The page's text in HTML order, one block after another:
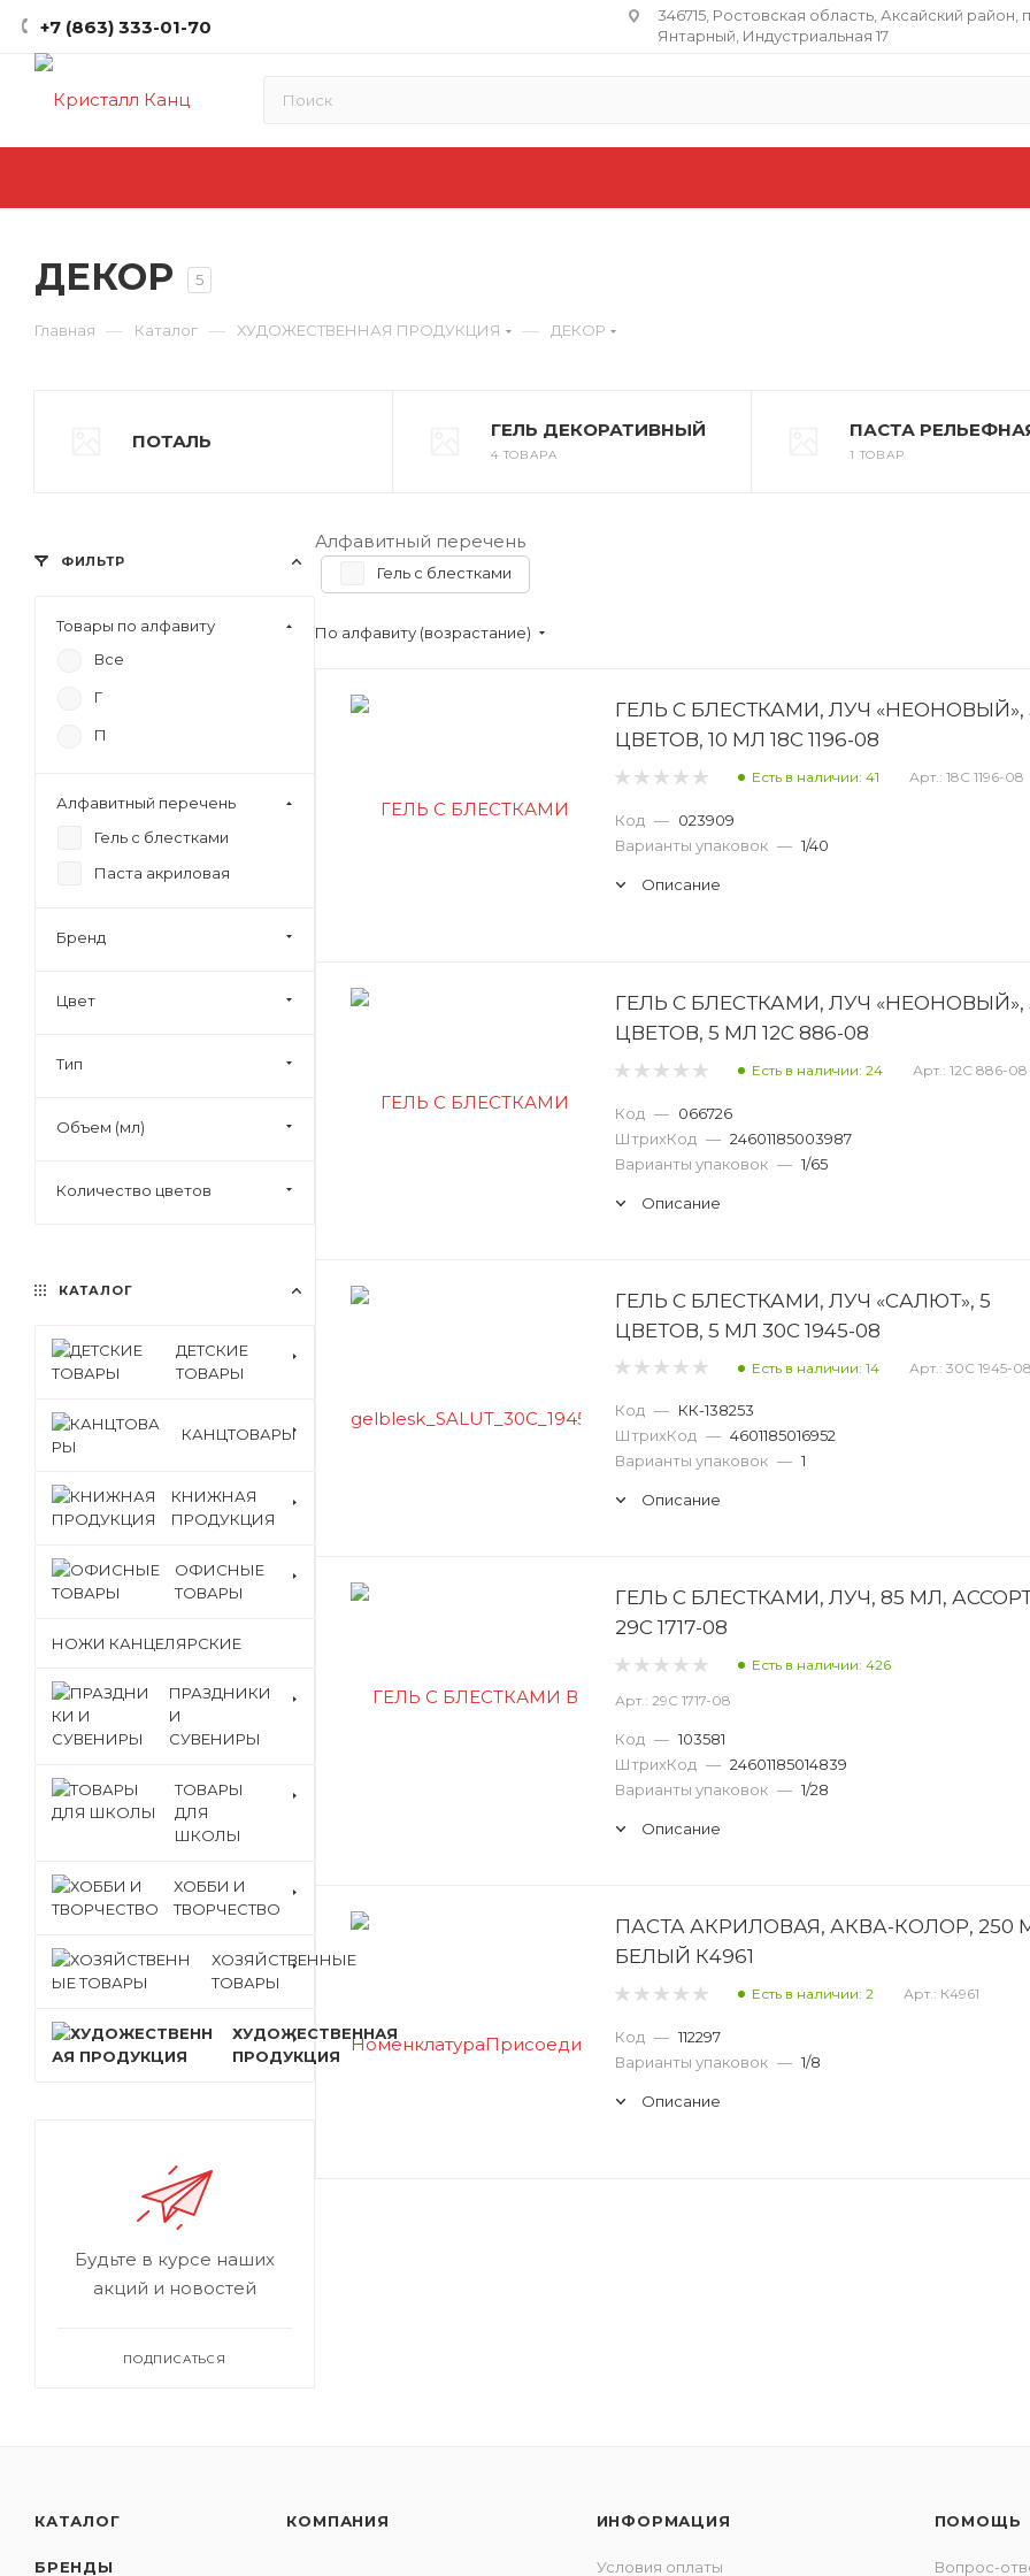
+7 (863) 333-01-70
346715, Ростовская область​, Аксайский район,
Янтарный, Индустриальная 17
ДЕКОР 5
Главная — Каталог — ХУДОЖЕСТВЕННАЯ ПРОДУКЦИЯ — ДЕКОР
ПОТАЛЬ
ГЕЛЬ ДЕКОРАТИВНЫЙ
4 ТОВАРА
ПАСТА
1 ТОВАР
Алфавитный перечень
Гель с блестками
По алфавиту (возрастание)
ГЕЛЬ С БЛЕСТКАМИ, ЛУЧ «НЕОНОВЫЙ»,
ЦВЕТОВ, 10 МЛ 18С 1196-08
Есть в наличии: 41 Арт.: 18С 1196-08
Код — 023909
Варианты упаковок — 1/40
Описание
ГЕЛЬ С БЛЕСТКАМИ, ЛУЧ «НЕОНОВЫЙ»,
ЦВЕТОВ, 5 МЛ 12С 886-08
Есть в наличии: 24 Арт.: 12С 886-08
Код — 066726
ШтрихКод — 24601185003987
Варианты упаковок — 1/65
Описание
ГЕЛЬ С БЛЕСТКАМИ, ЛУЧ «САЛЮТ», 5
ЦВЕТОВ, 5 МЛ 30С 1945-08
Есть в наличии: 14 Арт.: 30С 1945-
Код — КК-138253
ШтрихКод — 4601185016952
Варианты упаковок — 1
Описание
ГЕЛЬ С БЛЕСТКАМИ, ЛУЧ, 85 МЛ,
29С 1717-08
Есть в наличии: 426
Арт.: 29С 1717-08
Код — 103581
ШтрихКод — 24601185014839
Варианты упаковок — 1/28
Описание
ПАСТА АКРИЛОВАЯ, АКВА-КОЛОР, 250
БЕЛЫЙ К4961
Есть в наличии: 2 Арт.: К4961
Код — 112297
Варианты упаковок — 1/8
Описание
ФИЛЬТР
Товары по алфавиту
Все
Г
П
Алфавитный перечень
Гель с блестками
Паста акриловая
Бренд
Цвет
Тип
Объем (мл)
Количество цветов
КАТАЛОГ
ДЕТСКИЕ
ТОВАРЫ
КАНЦТОВАРЫ
КНИЖНАЯ
ПРОДУКЦИЯ
ОФИСНЫЕ
ТОВАРЫ
НОЖИ КАНЦЕЛЯРСКИЕ
ПРАЗДНИКИ
И
СУВЕНИРЫ
ТОВАРЫ
ДЛЯ
ШКОЛЫ
ХОББИ И
ТВОРЧЕСТВО
ХОЗЯЙСТВЕННЫЕ
ТОВАРЫ
ХУДОЖЕСТВЕННАЯ
ПРОДУКЦИЯ
Будьте в курсе наших
акций и новостей
ПОДПИСАТЬСЯ
КАТАЛОГ
БРЕНДЫ
КОМПАНИЯ ИНФОРМАЦИЯ
Условия оплаты
ПОМОЩЬ
Вопрос-